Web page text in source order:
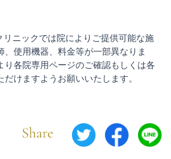
リニックでは院によりご提供可能な施
、使用機器、料金等が一部異なりま
り各院専用ページのご確認もしくは各
けますようお願いいたします。